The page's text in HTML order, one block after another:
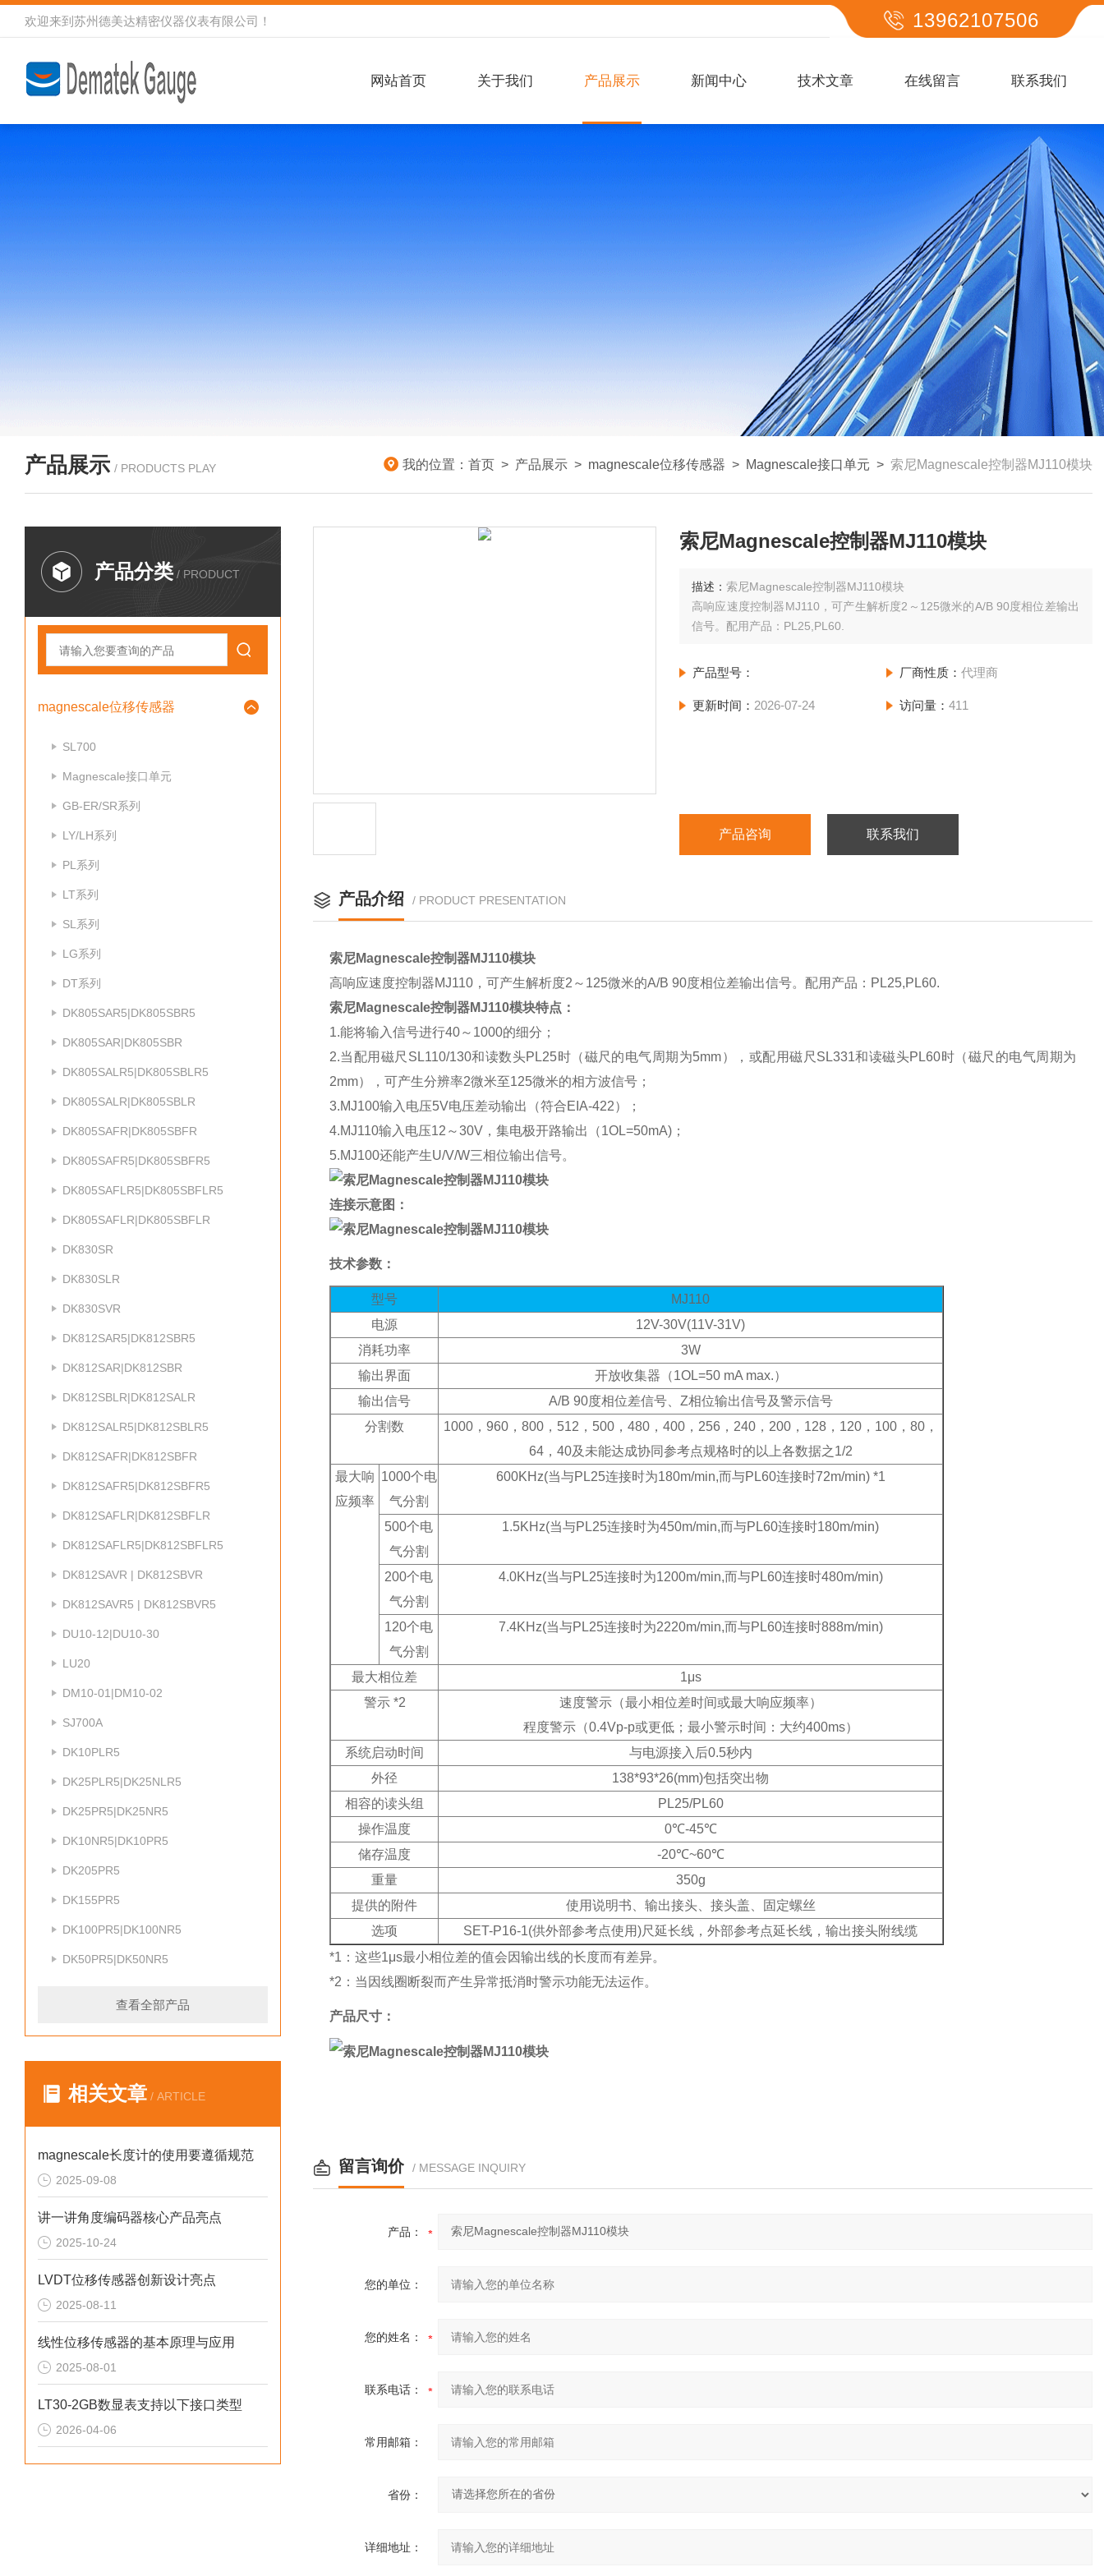
欢迎来到 苏州德美达精密仪器仪表有限公司 ！ 13962107506
网站首页 关于我们 产品展示 新闻中心 技术文章 在线留言 联系我们
产品展示 / PRODUCTS PLAY 我的位置： 首页 > 产品展示 > magnescale位移传感器 > Magnescale接口单元 > 索尼Magnescale控制器MJ110模块
产品分类 / PRODUCT
magnescale位移传感器
SL700
Magnescale接口单元
GB-ER/SR系列
LY/LH系列
PL系列
LT系列
SL系列
LG系列
DT系列
DK805SAR5|DK805SBR5
DK805SAR|DK805SBR
DK805SALR5|DK805SBLR5
DK805SALR|DK805SBLR
DK805SAFR|DK805SBFR
DK805SAFR5|DK805SBFR5
DK805SAFLR5|DK805SBFLR5
DK805SAFLR|DK805SBFLR
DK830SR
DK830SLR
DK830SVR
DK812SAR5|DK812SBR5
DK812SAR|DK812SBR
DK812SBLR|DK812SALR
DK812SALR5|DK812SBLR5
DK812SAFR|DK812SBFR
DK812SAFR5|DK812SBFR5
DK812SAFLR|DK812SBFLR
DK812SAFLR5|DK812SBFLR5
DK812SAVR | DK812SBVR
DK812SAVR5 | DK812SBVR5
DU10-12|DU10-30
LU20
DM10-01|DM10-02
SJ700A
DK10PLR5
DK25PLR5|DK25NLR5
DK25PR5|DK25NR5
DK10NR5|DK10PR5
DK205PR5
DK155PR5
DK100PR5|DK100NR5
DK50PR5|DK50NR5
查看全部产品
相关文章 / ARTICLE
magnescale长度计的使用要遵循规范
2025-09-08
讲一讲角度编码器核心产品亮点
2025-10-24
LVDT位移传感器创新设计亮点
2025-08-11
线性位移传感器的基本原理与应用
2025-08-01
LT30-2GB数显表支持以下接口类型
2026-04-06
索尼Magnescale控制器MJ110模块
描述：索尼Magnescale控制器MJ110模块
高响应速度控制器MJ110，可产生解析度2～125微米的A/B 90度相位差输出
信号。配用产品：PL25,PL60.
产品型号： 厂商性质： 代理商
更新时间： 2026-07-24 访问量： 411
产品咨询 联系我们
产品介绍 / PRODUCT PRESENTATION
索尼Magnescale控制器MJ110模块
高响应速度控制器MJ110，可产生解析度2～125微米的A/B 90度相位差输出信号。配用产品：PL25,PL60.
索尼Magnescale控制器MJ110模块特点：
1.能将输入信号进行40～1000的细分；
2.当配用磁尺SL110/130和读数头PL25时（磁尺的电气周期为5mm），或配用磁尺SL331和读磁头PL60时（磁尺的电气周期为
2mm），可产生分辨率2微米至125微米的相方波信号；
3.MJ100输入电压5V电压差动输出（符合EIA-422）；
4.MJ110输入电压12～30V，集电极开路输出（1OL=50mA)；
5.MJ100还能产生U/V/W三相位输出信号。
连接示意图：
技术参数：
型号
MJ110
电源
12V-30V(11V-31V)
消耗功率
3W
输出界面
开放收集器（1OL=50 mA max.）
输出信号
A/B 90度相位差信号、Z相位输出信号及警示信号
分割数
1000，960，800，512，500，480，400，256，240，200，128，120，100，80，
64，40及未能达成协同参考点规格时的以上各数据之1/2
最大响
应频率
1000个电
气分割
600KHz(当与PL25连接时为180m/min,而与PL60连接时72m/min) *1
500个电
气分割
1.5KHz(当与PL25连接时为450m/min,而与PL60连接时180m/min)
200个电
气分割
4.0KHz(当与PL25连接时为1200m/min,而与PL60连接时480m/min)
120个电
气分割
7.4KHz(当与PL25连接时为2220m/min,而与PL60连接时888m/min)
最大相位差
1μs
警示 *2
速度警示（最小相位差时间或最大响应频率）
程度警示（0.4Vp-p或更低；最小警示时间：大约400ms）
系统启动时间
与电源接入后0.5秒内
外径
138*93*26(mm)包括突出物
相容的读头组
PL25/PL60
操作温度
0℃-45℃
储存温度
-20℃~60℃
重量
350g
提供的附件
使用说明书、输出接头、接头盖、固定螺丝
选项
SET-P16-1(供外部参考点使用)尺延长线，外部参考点延长线，输出接头附线缆
*1：这些1μs最小相位差的值会因输出线的长度而有差异。
*2：当因线圈断裂而产生异常抵消时警示功能无法运作。
产品尺寸：
留言询价 / MESSAGE INQUIRY
产品：
您的单位：
您的姓名：
联系电话：
常用邮箱：
省份：
详细地址：